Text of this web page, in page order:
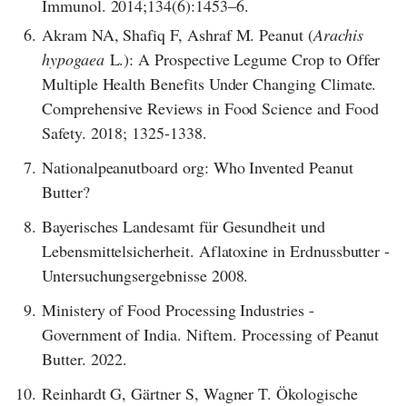
Immunol. 2014;134(6):1453–6.
6. Akram NA, Shafiq F, Ashraf M. Peanut (Arachis
hypogaeaL.): A Prospective Legume Crop to Offer
Multiple Health Benefits Under Changing Climate.
Comprehensive Reviews in Food Science and Food
Safety. 2018; 1325-1338.
7. Nationalpeanutboard org: Who Invented Peanut
Butter?
8. Bayerisches Landesamt für Gesundheit und
Lebensmittelsicherheit. Aflatoxine in Erdnussbutter -
Untersuchungsergebnisse 2008.
9. Ministery of Food Processing Industries -
Government of India. Niftem. Processing of Peanut
Butter. 2022.
10. Reinhardt G, Gärtner S, Wagner T. Ökologische